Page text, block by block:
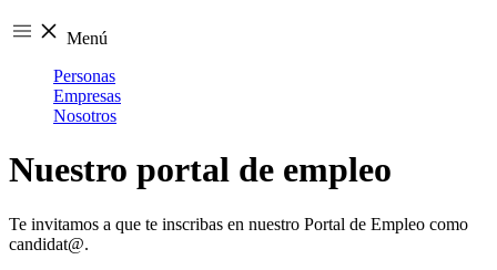
Menú
Personas
Empresas
Nosotros
Nuestro portal de empleo
Te invitamos a que te inscribas en nuestro Portal de Empleo como
candidat@.